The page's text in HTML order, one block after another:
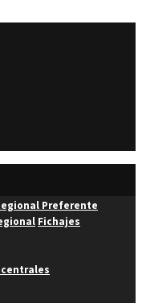
Preferente
Fichajes
centrales